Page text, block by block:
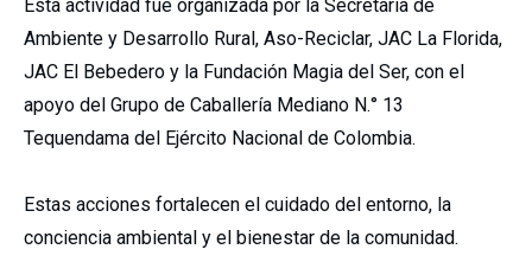
Esta actividad fue organizada por la Secretaría de
Ambiente y Desarrollo Rural, Aso-Reciclar, JAC La Florida,
JAC El Bebedero y la Fundación Magia del Ser, con el
apoyo del Grupo de Caballería Mediano N.° 13
Tequendama del Ejército Nacional de Colombia.
Estas acciones fortalecen el cuidado del entorno, la
conciencia ambiental y el bienestar de la comunidad.